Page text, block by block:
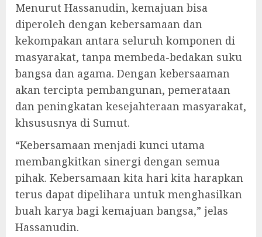
Menurut Hassanudin, kemajuan bisa
diperoleh dengan kebersamaan dan
kekompakan antara seluruh komponen di
masyarakat, tanpa membeda-bedakan suku
bangsa dan agama. Dengan kebersaaman
akan tercipta pembangunan, pemerataan
dan peningkatan kesejahteraan masyarakat,
khsususnya di Sumut.
“Kebersamaan menjadi kunci utama
membangkitkan sinergi dengan semua
pihak. Kebersamaan kita hari kita harapkan
terus dapat dipelihara untuk menghasilkan
buah karya bagi kemajuan bangsa,” jelas
Hassanudin.